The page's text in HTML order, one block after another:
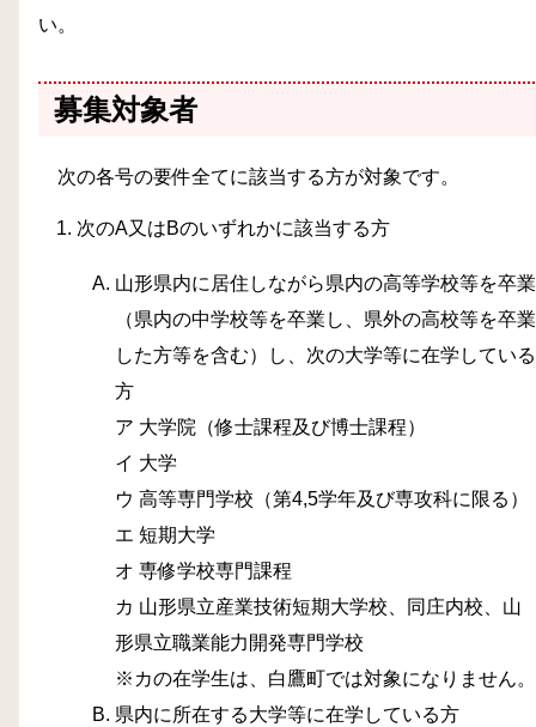
い。
募集対象者
次の各号の要件全てに該当する方が対象です。
次のA又はBのいずれかに該当する方
山形県内に居住しながら県内の高等学校等を卒業
（県内の中学校等を卒業し、県外の高校等を卒業
した方等を含む）し、次の大学等に在学している
方
ア 大学院（修士課程及び博士課程）
イ 大学
ウ 高等専門学校（第4,5学年及び専攻科に限る）
エ 短期大学
オ 専修学校専門課程
カ 山形県立産業技術短期大学校、同庄内校、山
形県立職業能力開発専門学校
※カの在学生は、白鷹町では対象になりません。
県内に所在する大学等に在学している方